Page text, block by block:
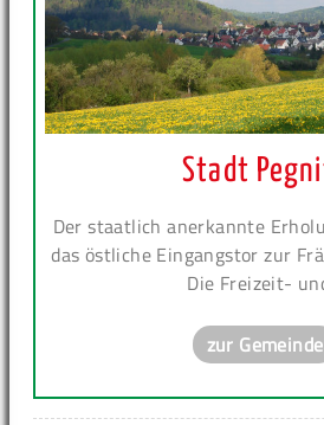
Stadt
Der staatlich anerkannte
das östliche Eingangstor zur
Die Freizeit-
zur Gemeinde